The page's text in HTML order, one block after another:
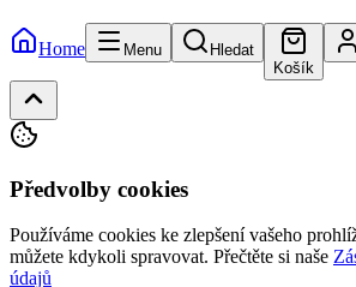
Home Menu
Hledat
Košík
Předvolby cookies
Používáme cookies ke zlepšení vašeho
můžete kdykoli spravovat. Přečtěte si naše
údajů